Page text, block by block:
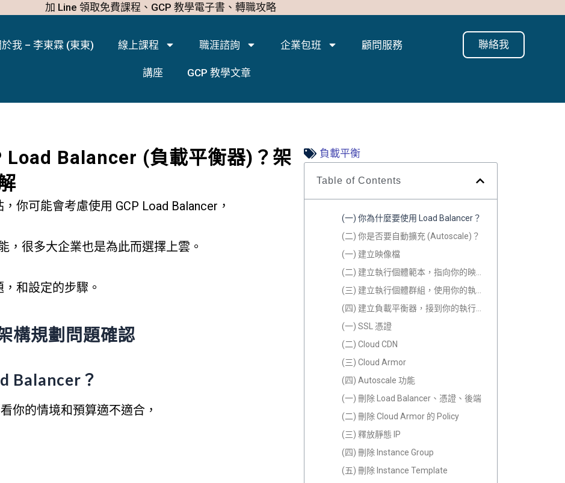
加 Line 領取免費課程、GCP 教學電子書、轉職攻略
於我 – 李東霖 (東東) 線上課程 職涯諮詢 企業包班 顧問服務
講座 GCP 教學文章
聯絡我
Load Balancer (負載平衡器)？架
你可能會考慮使用 GCP Load Balancer，
，很多大企業也是為此而選擇上雲。
和設定的步驟。
構規劃問題確認
Balancer？
你的情境和預算適不適合，
負載平衡
Table of Contents
(一) 你為什麼要使用 Load Balancer？
(二) 你是否要自動擴充 (Autoscale)？
(一) 建立映像檔
(二) 建立執行個體範本，指向你的映像檔
(三) 建立執行個體群組，使用你的執行個體範本
(四) 建立負載平衡器，接到你的執行個體群組
(一) SSL 憑證
(二) Cloud CDN
(三) Cloud Armor
(四) Autoscale 功能
(一) 刪除 Load Balancer、憑證、後端
(二) 刪除 Cloud Armor 的 Policy
(三) 釋放靜態 IP
(四) 刪除 Instance Group
(五) 刪除 Instance Template